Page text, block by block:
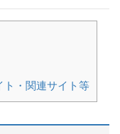
ト・関連サイト等